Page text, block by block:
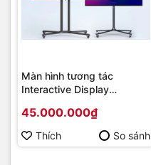
Màn hình tương tác
Interactive Display
86 | Cấu hình cao cấp |
Hàng chính hãng
45.000.000₫
Thích So sánh